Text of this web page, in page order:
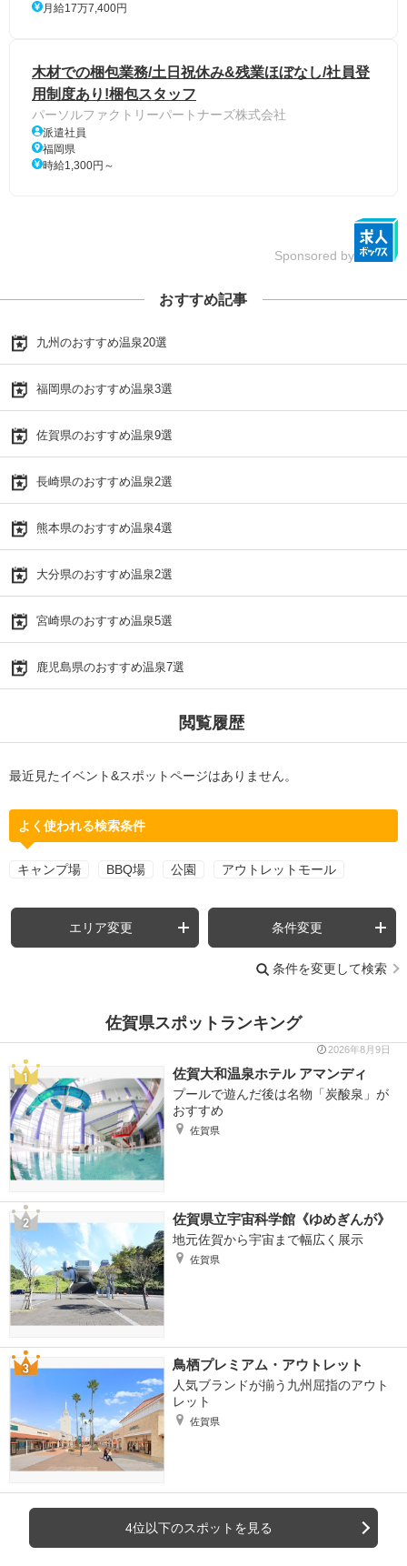
月給17万7,400円
木材での梱包業務/土日祝休み&残業ほぼなし/社員登
用制度あり!梱包スタッフ
パーソルファクトリーパートナーズ株式会社
派遣社員
福岡県
時給1,300円～
Sponsored by
おすすめ記事
九州のおすすめ温泉20選
福岡県のおすすめ温泉3選
佐賀県のおすすめ温泉9選
長崎県のおすすめ温泉2選
熊本県のおすすめ温泉4選
大分県のおすすめ温泉2選
宮崎県のおすすめ温泉5選
鹿児島県のおすすめ温泉7選
閲覧履歴
最近見たイベント&スポットページはありません。
よく使われる検索条件
キャンプ場 BBQ場 公園 アウトレットモール
エリア変更 条件変更
条件を変更して検索
佐賀県スポットランキング
2026年8月9日
佐賀大和温泉ホテル アマンディ
プールで遊んだ後は名物「炭酸泉」が
おすすめ
佐賀県
佐賀県立宇宙科学館《ゆめぎんが》
地元佐賀から宇宙まで幅広く展示
佐賀県
鳥栖プレミアム・アウトレット
人気ブランドが揃う九州屈指のアウト
レット
佐賀県
4位以下のスポットを見る